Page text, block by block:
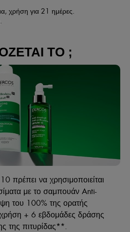
χρήση για 21 ημέρες.
ΤΟ ;
πρέπει να χρησιμοποιείται
με το σαμπουάν Anti-
του 100% της ορατής
+ 6 εβδομάδες δράσης
της πιτυρίδας**.